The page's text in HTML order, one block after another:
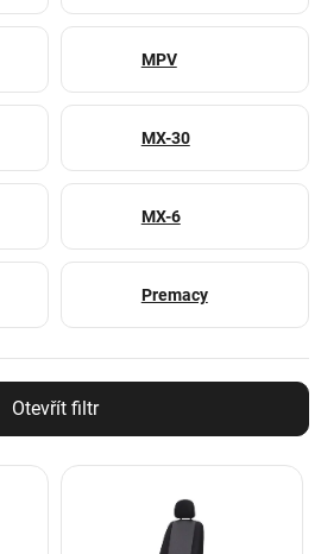
MPV
MX-30
MX-6
Premacy
Otevřít filtr